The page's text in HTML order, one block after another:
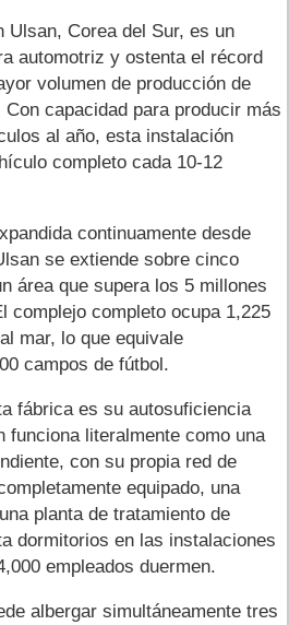
Ulsan, Corea del Sur, es un
automotriz y ostenta el récord
volumen de producción de
capacidad para producir más
al año, esta instalación
completo cada 10-12
continuamente desde
se extiende sobre cinco
área que supera los 5 millones
complejo completo ocupa 1,225
mar, lo que equivale
campos de fútbol.
fábrica es su autosuficiencia
funciona literalmente como una
con su propia red de
equipado, una
planta de tratamiento de
dormitorios en las instalaciones
empleados duermen.
albergar simultáneamente tres